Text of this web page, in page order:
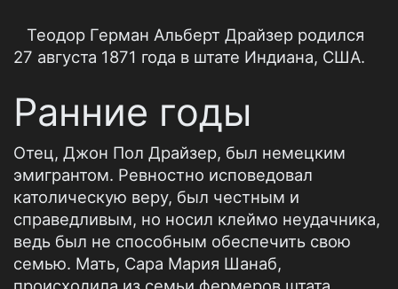
Теодор Герман Альберт Драйзер родился
27 августа 1871 года в штате Индиана, США.
Ранние годы
Отец, Джон Пол Драйзер, был немецким
эмигрантом. Ревностно исповедовал
католическую веру, был честным и
справедливым, но носил клеймо неудачника,
ведь был не способным обеспечить свою
семью. Мать, Сара Мария Шанаб,